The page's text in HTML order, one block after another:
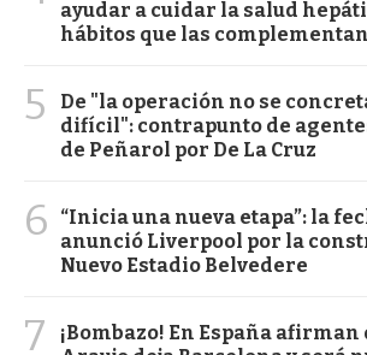
ayudar a cuidar la salud
hábitos que las complementan
5
De "la operación no se
difícil": contrapunto de
de Peñarol por De La Cruz
6
“Inicia una nueva etapa”: la
anunció Liverpool por la
Nuevo Estadio Belvedere
7
¡Bombazo! En España afirman